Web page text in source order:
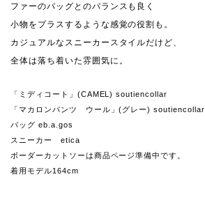
ファーのバッグとのバランスも良く
小物をプラスするような感覚の役割も。
カジュアルなスニーカースタイルだけど、
全体は落ち着いた雰囲気に。
「ミディコート」(CAMEL) soutiencollar
「マカロンパンツ ウール」(グレー) soutiencollar
バッグ eb.a.gos
スニーカー etica
ボーダーカットソーは商品ページ準備中です。
着用モデル164cm